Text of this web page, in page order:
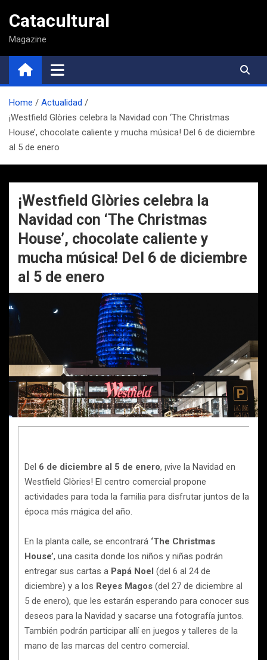
contenido
Catacultural
Magazine
Home
Actualidad
¡Westfield Glòries celebra la Navidad con ‘The Christmas
House’, chocolate caliente y mucha música! Del 6 de diciembre
al 5 de enero
¡Westfield Glòries celebra la
Navidad con ‘The Christmas
House’, chocolate caliente y
mucha música! Del 6 de diciembre
al 5 de enero
Del 6 de diciembre al 5 de enero, ¡vive la Navidad en
Westfield Glòries! El centro comercial propone
actividades para toda la familia para disfrutar juntos de la
época más mágica del año.
En la planta calle, se encontrará ‘The Christmas
House’, una casita donde los niños y niñas podrán
entregar sus cartas a Papá Noel (del 6 al 24 de
diciembre) y a los Reyes Magos (del 27 de diciembre al
5 de enero), que les estarán esperando para conocer sus
deseos para la Navidad y sacarse una fotografía juntos.
También podrán participar allí en juegos y talleres de la
mano de las marcas del centro comercial.